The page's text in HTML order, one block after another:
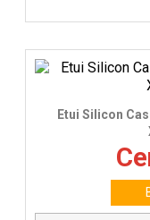
Etui Silicon